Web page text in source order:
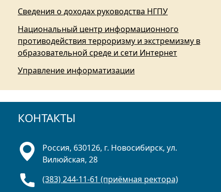
Сведения о доходах руководства НГПУ
Национальный центр информационного
противодействия терроризму и экстремизму в
образовательной среде и сети Интернет
Управление информатизации
КОНТАКТЫ
Россия, 630126, г. Новосибирск, ул.
Вилюйская, 28
(383) 244-11-61 (приёмная ректора)